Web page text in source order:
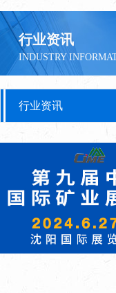
行业资讯
INDUSTRY
行业资讯